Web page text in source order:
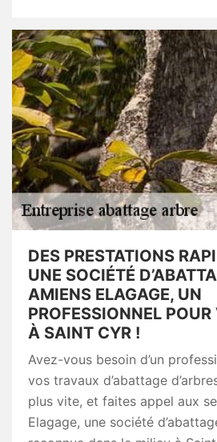
DES PRESTATIONS
UNE SOCIÉTÉ
AMIENS ELAGAGE, UN
PROFESSIONNEL
À SAINT CYR !
Avez-vous besoin d’un
vos travaux d’abattage
plus vite, et faites appel aux
Elagage, une société